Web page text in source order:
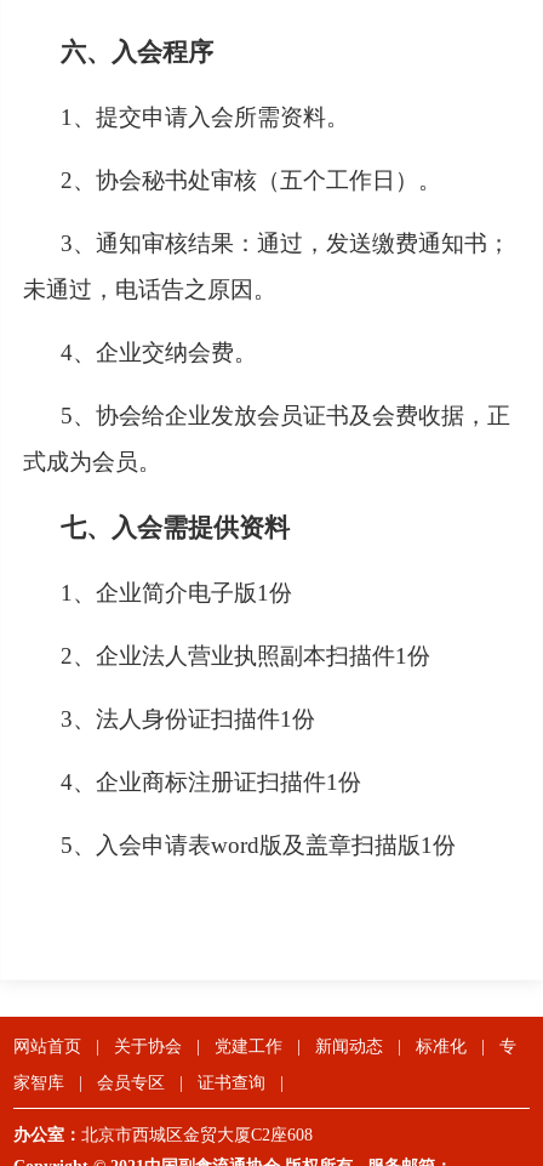
六、入会程序
1、提交申请入会所需资料。
2、协会秘书处审核（五个工作日）。
3、通知审核结果：通过，发送缴费通知书；
未通过，电话告之原因。
4、企业交纳会费。
5、协会给企业发放会员证书及会费收据，正
式成为会员。
七、入会需提供资料
1、企业简介电子版1份
2、企业法人营业执照副本扫描件1份
3、法人身份证扫描件1份
4、企业商标注册证扫描件1份
5、入会申请表word版及盖章扫描版1份
网站首页 关于协会 党建工作 新闻动态 标准化
专
家智库
会员专区 证书查询
办公室：北京市西城区金贸大厦C2座608